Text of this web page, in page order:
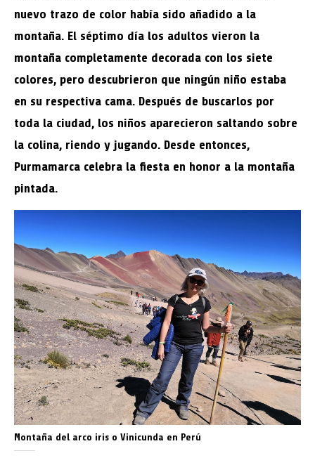
nuevo trazo de color había sido añadido a la
montaña. El séptimo día los adultos vieron la
montaña completamente decorada con los siete
colores, pero descubrieron que ningún niño estaba
en su respectiva cama. Después de buscarlos por
toda la ciudad, los niños aparecieron saltando sobre
la colina, riendo y jugando. Desde entonces,
Purmamarca celebra la fiesta en honor a la montaña
pintada.
Montaña del arco iris o Vinicunda en Perú